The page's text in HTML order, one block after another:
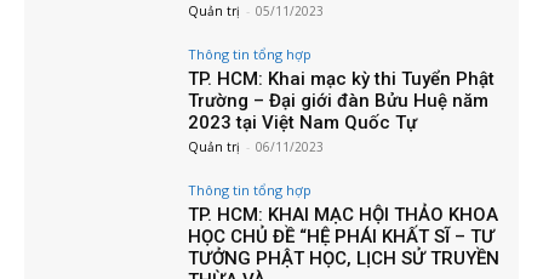
Quản trị - 05/11/2023
Thông tin tổng hợp
TP. HCM: Khai mạc kỳ thi Tuyển Phật
Trường – Đại giới đàn Bửu Huệ năm
2023 tại Việt Nam Quốc Tự
Quản trị - 06/11/2023
Thông tin tổng hợp
TP. HCM: KHAI MẠC HỘI THẢO KHOA
HỌC CHỦ ĐỀ “HỆ PHÁI KHẤT SĨ – TƯ
TƯỞNG PHẬT HỌC, LỊCH SỬ TRUYỀN